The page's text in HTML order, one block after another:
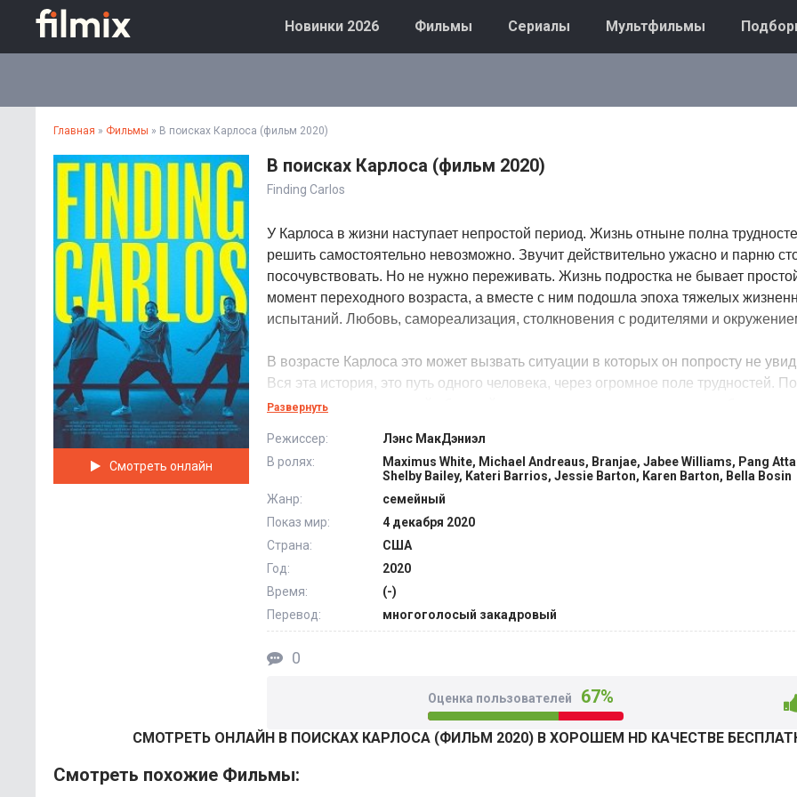
Новинки 2026 Фильмы Сериалы Мультфильмы
Главная » Фильмы » В поисках Карлоса (фильм 2020)
Смотреть онлайн
В поисках Карлоса (фильм 2020)
Finding Carlos
У Карлоса в жизни наступает непростой период. Жизнь отныне полна
решить самостоятельно невозможно. Звучит действительно ужасно и парню
посочувствовать. Но не нужно переживать. Жизнь подростка не бывает
момент переходного возраста, а вместе с ним подошла эпоха тяжелых
испытаний. Любовь, самореализация, столкновения с родителями и
В возрасте Карлоса это может вызвать ситуации в которых он попросту не
Вся эта история, это путь одного человека, через огромное поле трудностей.
следит за тем, как самый обычный парень, встречает испытания судьбы и
что в итоге и определяют человека, как будущего взрослого. Это самый важный
существовании, но в то же время и интересный. @Filmix.fan
Развернуть
Режиссер:
Лэнс МакДэниэл
В ролях:
Maximus White, Michael Andreaus, Branjae, Jabee Williams, Pang
Shelby Bailey, Kateri Barrios, Jessie Barton, Karen Barton, Bella Bosin
Жанр:
семейный
Показ мир:
4 декабря 2020
Страна:
США
Год:
2020
Время:
(-)
Перевод:
многоголосый закадровый
0
Оценка пользователей 67%
СМОТРEТЬ ОНЛАЙН В ПОИСКАХ КАРЛОСА (ФИЛЬМ 2020) В ХОРОШЕМ HD КАЧЕСТВЕ
Смотреть похожие Фильмы: